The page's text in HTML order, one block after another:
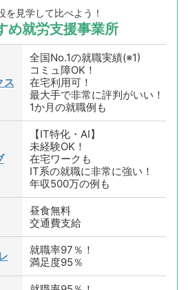
を見学して比べよう！
め就労支援事業所
ス
全国No.1の就職実績(※1)
コミュ障OK！
在宅利用可！
最大手で非常に評判がいい！
1か月の就職例も
【IT特化・AI】
未経験OK！
在宅ワークも
IT系の就職に非常に強い！
年収500万の例も
昼食無料
交通費支給
就職率97％！
満足度95％